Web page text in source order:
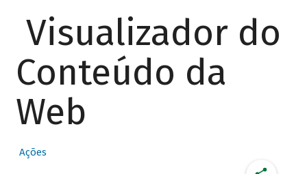
Visualizador do
Conteúdo da
Web
Ações